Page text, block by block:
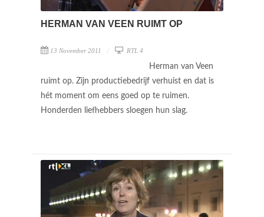
HERMAN VAN VEEN RUIMT OP
13 November 2011 RTL 4
Herman van Veen
ruimt op. Zijn productiebedrijf verhuist en dat is
hét moment om eens goed op te ruimen.
Honderden liefhebbers sloegen hun slag.